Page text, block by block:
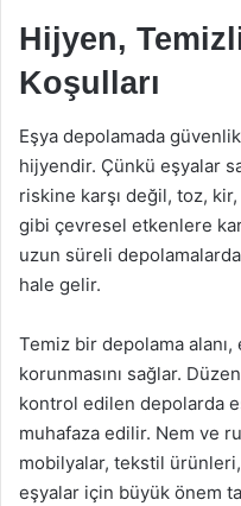
Hijyen,
Koşulları
Eşya depolamada
hijyendir. Çünkü eşyalar
riskine karşı değil, toz,
gibi çevresel etkenlere
uzun süreli
hale gelir.
Temiz bir depolama alanı,
korunmasını sağlar.
kontrol edilen depolarda
muhafaza edilir. Nem ve
mobilyalar, tekstil
eşyalar için büyük önem